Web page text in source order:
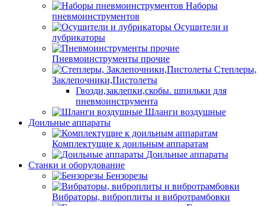
Наборы
пневмоинструментов
Осушители и
лубрикаторы
Пневмоинструменты прочие
Степлеры,
Заклепочники,Пистолеты
Гвозди,заклепки,скобы. шпильки для
пневмоинструмента
Шланги воздушные
Доильные аппараты
Комплектущие к доильным аппаратам
Доильные аппараты
Станки и оборудование
Бензорезы
Вибраторы, виброплиты и вибротрамбовки